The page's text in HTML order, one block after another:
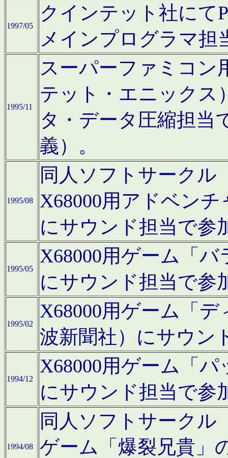
1997/05
クインテット社にて
メインプログラマ担
1995/11
スーパーファミコン
テット・エニックス
タ・データ圧縮担当
義）。
1995/08
同人ソフトサークル
X68000用アドベン
にサウンド担当で参
1995/05
X68000用ゲーム「
にサウンド担当で参
1995/02
X68000用ゲーム「
波新聞社）にサウン
1994/12
X68000用ゲーム「
にサウンド担当で参
1994/08
同人ソフトサークル
ゲーム「爆裂兄貴」